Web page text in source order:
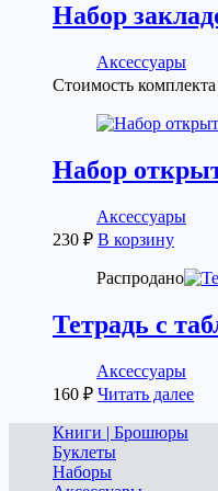
Набор
Аксессуары
Стоимость комплекта
Набор
Аксессуары
230 ₽ В корзину
Распродано
Тетрадь с
Аксессуары
160 ₽ Читать далее
Книги | Брошюры
Буклеты
Наборы